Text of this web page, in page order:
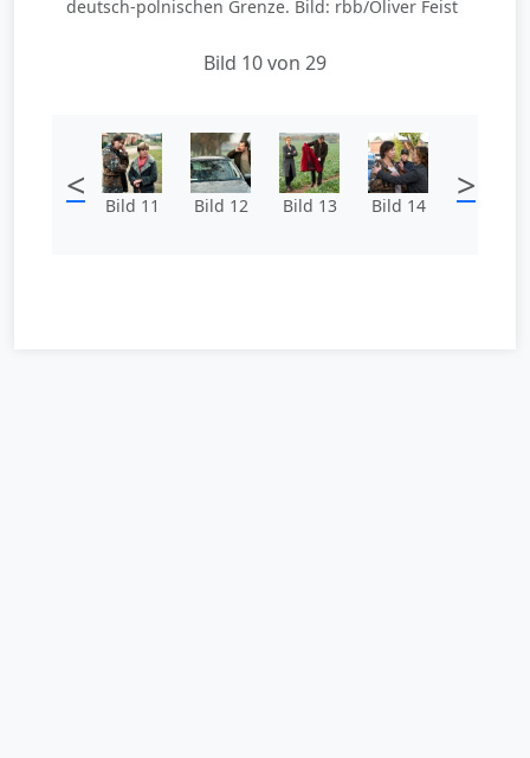
deutsch-polnischen Grenze. Bild: rbb/Oliver Feist
Bild 10 von 29
< Bild 11 Bild 12 Bild 13 Bild 14 >